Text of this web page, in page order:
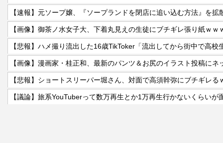
【速報】元ソープ嬢、『ソープランドを閉店に追い込む方法』を
【画像】御茶ノ水女子大、下着丸見えの生徒にブチギレ張り紙ｗｗ
【悲報】ハメ撮り流出した16歳TikToker「流出してから街中で高校
【悲報】ショートスリーパー堀さん、対面で高須幹弥にブチギレる
【議論】旅系YouTuberって数万再生とか1万再生行かないくらいが